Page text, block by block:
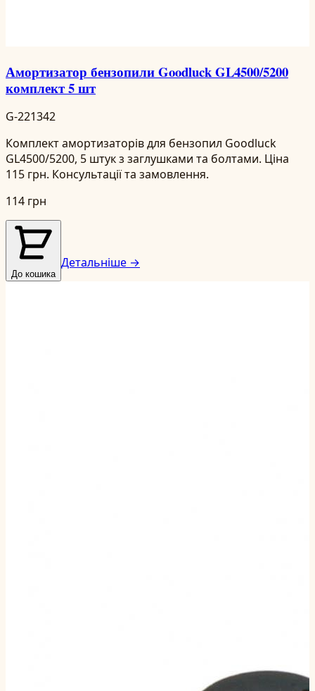
Амортизатор бензопили Goodluck GL4500/5200
комплект 5 шт
G-221342
Комплект амортизаторів для бензопил Goodluck
GL4500/5200, 5 штук з заглушками та болтами. Ціна
115 грн. Консультації та замовлення.
114 грн
До кошика
Детальніше →